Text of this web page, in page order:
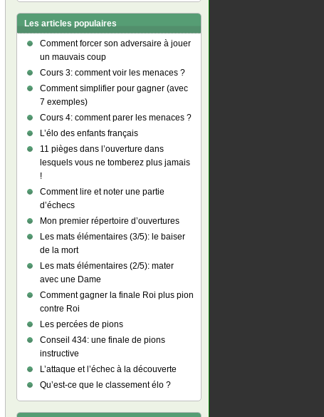
Les articles populaires
Comment forcer son adversaire à jouer
un mauvais coup
Cours 3: comment voir les menaces ?
Comment simplifier pour gagner (avec
7 exemples)
Cours 4: comment parer les menaces ?
L’élo des enfants français
11 pièges dans l’ouverture dans
lesquels vous ne tomberez plus jamais
!
Comment lire et noter une partie
d’échecs
Mon premier répertoire d’ouvertures
Les mats élémentaires (3/5): le baiser
de la mort
Les mats élémentaires (2/5): mater
avec une Dame
Comment gagner la finale Roi plus pion
contre Roi
Les percées de pions
Conseil 434: une finale de pions
instructive
L’attaque et l’échec à la découverte
Qu’est-ce que le classement élo ?